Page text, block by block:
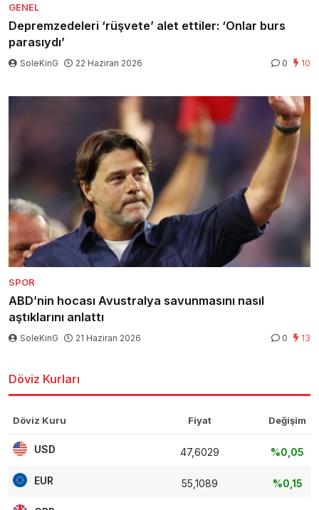
GENEL
Depremzedeleri ‘rüşvete’ alet ettiler: ‘Onlar burs
parasıydı’
SoleKinG 22 Haziran 2026 0 10
SPOR
ABD’nin hocası Avustralya savunmasını nasıl
aştıklarını anlattı
SoleKinG 21 Haziran 2026 0 13
Döviz Kurları
Döviz Kuru Fiyat Değişim
USD 47,6029 %0,05
EUR 55,1089 %0,15